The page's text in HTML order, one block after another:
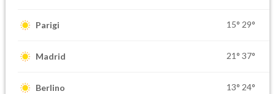
Parigi 15° 29°
Madrid 21° 37°
Berlino 13° 24°